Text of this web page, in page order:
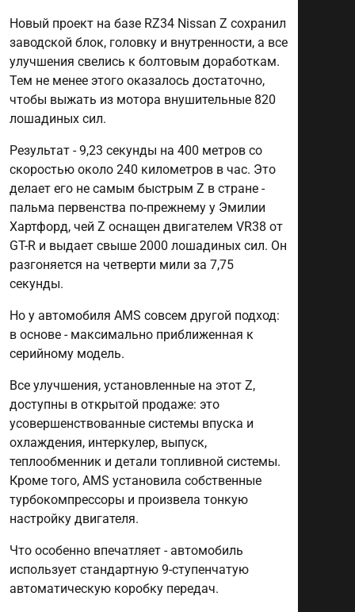
Новый проект на базе RZ34 Nissan Z сохранил
заводской блок, головку и внутренности, а все
улучшения свелись к болтовым доработкам.
Тем не менее этого оказалось достаточно,
чтобы выжать из мотора внушительные 820
лошадиных сил.
Результат - 9,23 секунды на 400 метров со
скоростью около 240 километров в час. Это
делает его не самым быстрым Z в стране -
пальма первенства по-прежнему у Эмилии
Хартфорд, чей Z оснащен двигателем VR38 от
GT-R и выдает свыше 2000 лошадиных сил. Он
разгоняется на четверти мили за 7,75
секунды.
Но у автомобиля AMS совсем другой подход:
в основе - максимально приближенная к
серийному модель.
Все улучшения, установленные на этот Z,
доступны в открытой продаже: это
усовершенствованные системы впуска и
охлаждения, интеркулер, выпуск,
теплообменник и детали топливной системы.
Кроме того, AMS установила собственные
турбокомпрессоры и произвела тонкую
настройку двигателя.
Что особенно впечатляет - автомобиль
использует стандартную 9-ступенчатую
автоматическую коробку передач.